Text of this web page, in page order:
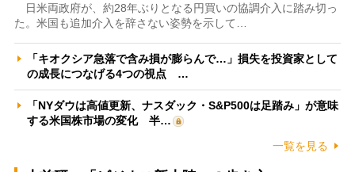
日米両政府が、約28年ぶりとなる円買いの協調介入に踏み切っ
た。米国も追加介入を辞さない姿勢を示して…
「キオクシア急落で含み損が膨らんで…」損失を投資家として
の成長につなげる4つの視点 …
「NYダウは高値更新、ナスダック・S&P500は足踏み」が意味
する米国株市場の変化 半…
一覧を見る